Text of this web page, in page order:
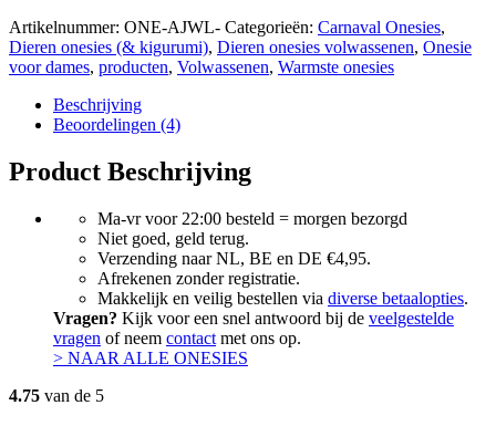
Artikelnummer: ONE-AJWL- Categorieën: Carnaval Onesies,
Dieren onesies (& kigurumi), Dieren onesies volwassenen, Onesie
voor dames, producten, Volwassenen, Warmste onesies
Beschrijving
Beoordelingen (4)
Product Beschrijving
Ma-vr voor 22:00 besteld = morgen bezorgd
Niet goed, geld terug.
Verzending naar NL, BE en DE €4,95.
Afrekenen zonder registratie.
Makkelijk en veilig bestellen via diverse betaalopties.
Vragen? Kijk voor een snel antwoord bij de veelgestelde
vragen of neem contact met ons op.
> NAAR ALLE ONESIES
4.75 van de 5